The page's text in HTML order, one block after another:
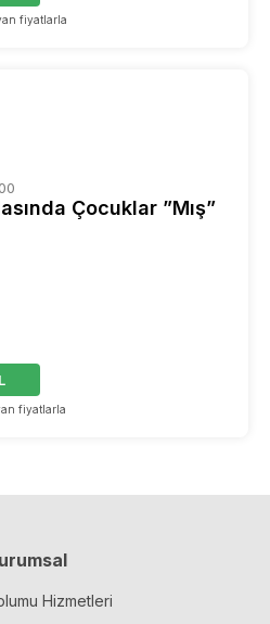
fiyatlarla
Çocuklar ”Mış”
fiyatlarla
Hizmetleri